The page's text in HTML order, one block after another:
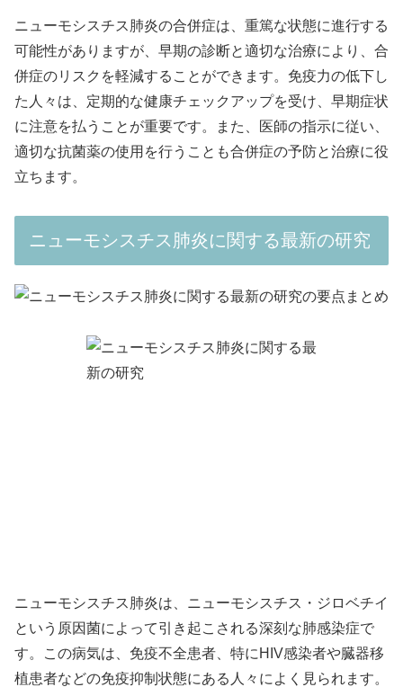
ニューモシスチス肺炎の合併症は、重篤な状態に進行する
可能性がありますが、早期の診断と適切な治療により、合
併症のリスクを軽減することができます。免疫力の低下し
た人々は、定期的な健康チェックアップを受け、早期症状
に注意を払うことが重要です。また、医師の指示に従い、
適切な抗菌薬の使用を行うことも合併症の予防と治療に役
立ちます。
ニューモシスチス肺炎に関する最新の研究
ニューモシスチス肺炎は、ニューモシスチス・ジロベチイ
という原因菌によって引き起こされる深刻な肺感染症で
す。この病気は、免疫不全患者、特にHIV感染者や臓器移
植患者などの免疫抑制状態にある人々によく見られます。